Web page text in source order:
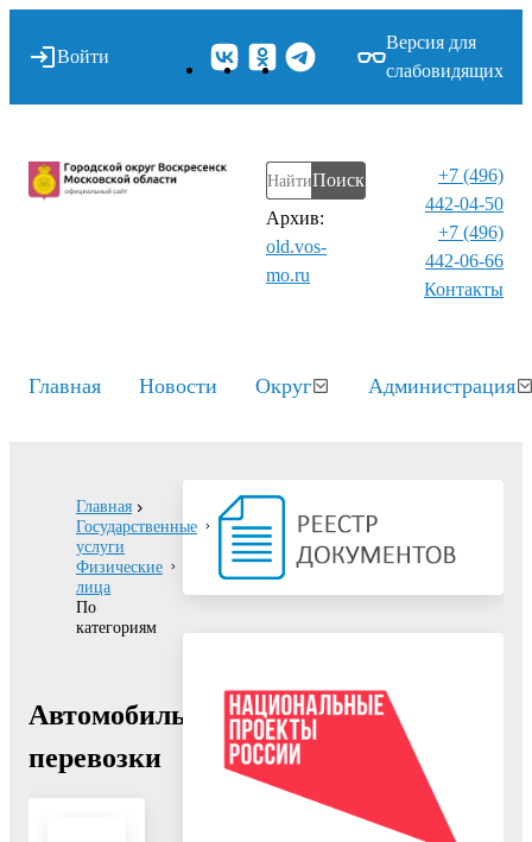
Войти
Версия для
слабовидящих
Поиск
Архив:
old.vos-
mo.ru
+7 (496)
442-04-50
+7 (496)
442-06-66
Контакты⁠
Главная Новости Округ Администрация
Главная
Государственные
услуги
Физические
лица
По
категориям
Автомобильные
перевозки